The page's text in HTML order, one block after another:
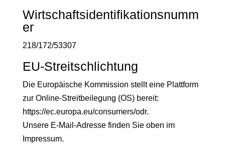
Wirtschaftsidentifikationsnumm
er
218/172/53307
EU-Streitschlichtung
Die Europäische Kommission stellt eine Plattform
zur Online-Streitbeilegung (OS) bereit:
https://ec.europa.eu/consumers/odr.
Unsere E-Mail-Adresse finden Sie oben im
Impressum.